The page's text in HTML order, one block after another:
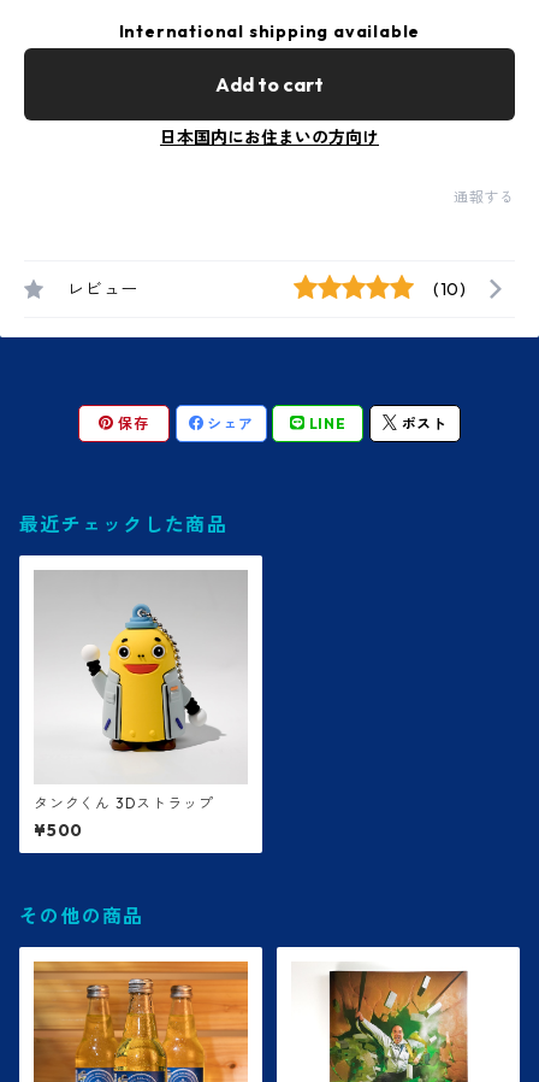
International shipping available
Add to cart
日本国内にお住まいの方向け
通報する
レビュー (10)
保存 シェア LINE ポスト
最近チェックした商品
タンクくん 3Dストラップ
¥500
その他の商品